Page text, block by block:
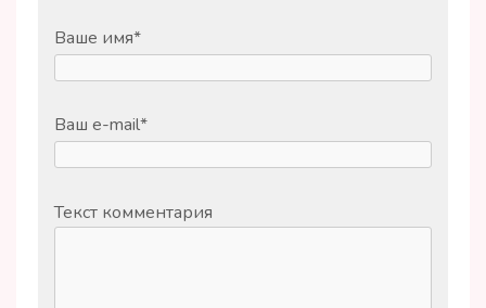
Ваше имя*
Ваш e-mail*
Текст комментария